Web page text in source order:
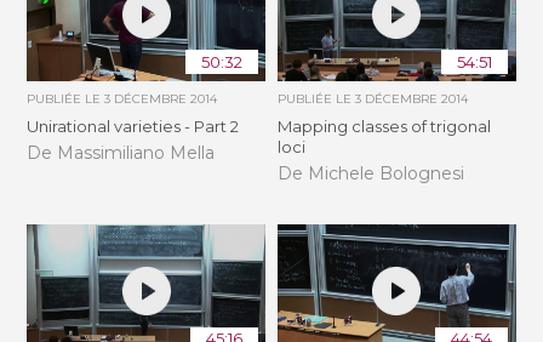
50:32
PUBLIÉE LE3 DÉCEMBRE 2014
Unirational varieties - Part 2
De Massimiliano Mella
54:51
PUBLIÉE LE 3 DÉCEMBRE 2014
Mapping classes of trigonal
loci
De Michele Bolognesi